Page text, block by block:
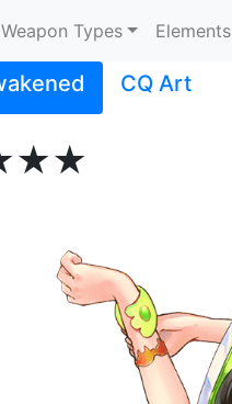
Weapon Types Elements
CQ Art